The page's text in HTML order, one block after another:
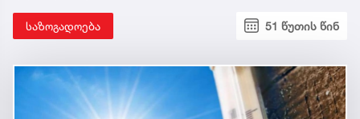
საზოგადოება 51 წუთის წინ